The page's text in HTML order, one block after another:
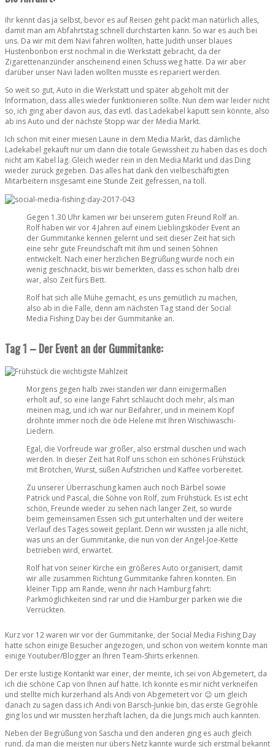
Ihr kennt das ja selbst, bevor es auf Reisen geht packt man natürlich alles,
damit man am Abfahrtstag schnell durchstarten kann. So war es auch bei
uns. Da wir mit dem Navi fahren wollten, hatte Judith unser blaues
Hustenbonbon erst nochmal in die Werkstatt gebracht, da der
Zigarettenanzünder anscheinend einen Schuss weg hatte. Da wir aber
darüber unser Navi laden wollten musste es repariert werden.
So weit so gut, Auto in die Werkstatt und später abgeholt mit der
Information, dass alles wieder funktionieren sollte. Nun dem war leider nicht
so, ich ging aber davon aus, das evtl. das Ladekabel kaputt sein könnte, also
ab ins Auto und der nächste Stopp war der Media Markt.
Ich schon mit einer miesen Laune in dem Media Markt, das dämliche
Ladekabel gekauft nur um dann die totale Gewissheit zu haben das es doch
nicht am Kabel lag. Gleich wieder rein in den Media Markt und das Ding
wieder zurück gegeben. Das alles hat dank den vielbeschäftigten
Mitarbeitern insgesamt eine Stunde Zeit gefressen, na toll.
Gegen 1.30 Uhr kamen wir bei unserem guten Freund Rolf an.
Rolf haben wir vor 4 Jahren auf einem Lieblingsköder Event an
der Gummitanke kennen gelernt und seit dieser Zeit hat sich
eine sehr gute Freundschaft mit ihm und seinen Söhnen
entwickelt. Nach einer herzlichen Begrüßung wurde noch ein
wenig geschnackt, bis wir bemerkten, dass es schon halb drei
war, also Zeit fürs Bett.
Rolf hat sich alle Mühe gemacht, es uns gemütlich zu machen,
also ab in die Falle, denn am nächsten Tag stand der Social
Media Fishing Day bei der Gummitanke an.
Tag 1 – Der Event an der Gummitanke:
Morgens gegen halb zwei standen wir dann einigermaßen
erholt auf, so eine lange Fahrt schlaucht doch mehr, als man
meinen mag, und ich war nur Beifahrer, und in meinem Kopf
dröhnte immer noch die öde Helene mit Ihren Wischiwaschi-
Liedern.
Egal, die Vorfreude war größer, also erstmal duschen und wach
werden. In dieser Zeit hat Rolf uns schon ein schönes Frühstück
mit Brötchen, Wurst, süßen Aufstrichen und Kaffee vorbereitet.
Zu unserer Überraschung kamen auch noch Bärbel sowie
Patrick und Pascal, die Söhne von Rolf, zum Frühstück. Es ist echt
schön, Freunde wieder zu sehen nach langer Zeit, so wurde
beim gemeinsamen Essen sich gut unterhalten und der weitere
Verlauf des Tages soweit geplant. Denn wir wussten ja alle nicht,
was uns an der Gummitanke, die nun von der Angel-Joe-Kette
betrieben wird, erwartet.
Rolf hat von seiner Kirche ein größeres Auto organisiert, damit
wir alle zusammen Richtung Gummitanke fahren konnten. Ein
kleiner Tipp am Rande, wenn ihr nach Hamburg fahrt:
Parkmöglichkeiten sind rar und die Hamburger parken wie die
Verrückten.
Kurz vor 12 waren wir vor der Gummitanke, der Social Media Fishing Day
hatte schon einige Besucher angezogen, und schon von weitem konnte man
einige Youtuber/Blogger an Ihren Team-Shirts erkennen.
Der erste lustige Kontankt war einer, der meinte, ich sei von Abgemetert, da
ich die schöne Cap von Ihnen auf hatte. Ich konnte es mir nicht verkneifen
und stellte mich kurzerhand als Andi von Abgemetert vor 😉 um gleich
danach zu sagen dass ich Andi von Barsch-Junkie bin, das erste Gegröhle
ging los und wir mussten herzhaft lachen, da die Jungs mich auch kannten.
Neben der Begrüßung von Sascha und den anderen ging es auch gleich
rund, da man die meisten nur übers Netz kannte wurde sich erstmal bekannt